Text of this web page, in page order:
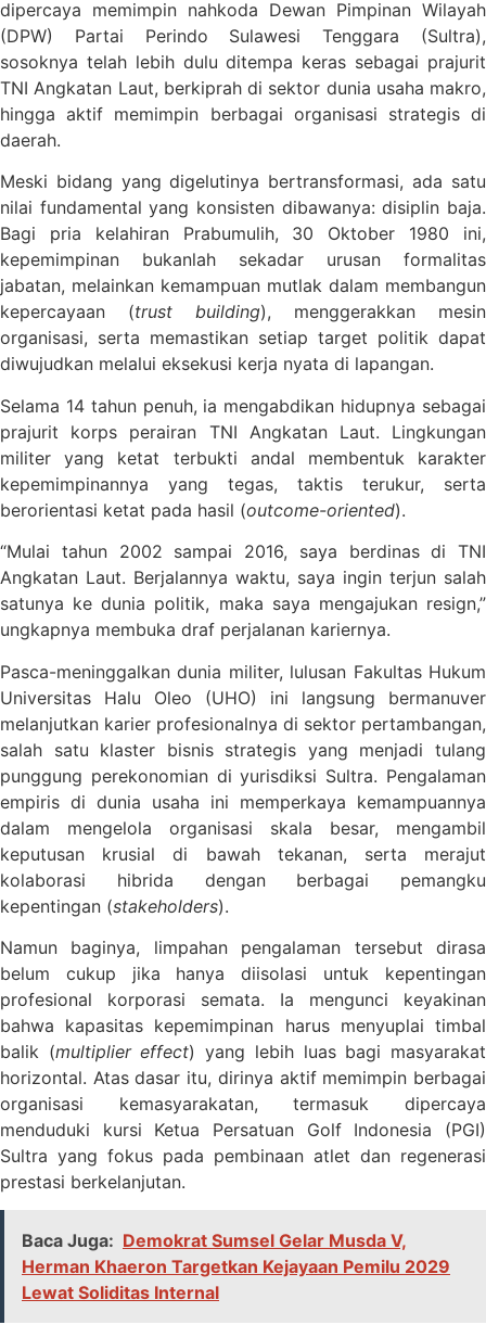
dipercaya memimpin nahkoda Dewan Pimpinan Wilayah
(DPW) Partai Perindo Sulawesi Tenggara (Sultra),
sosoknya telah lebih dulu ditempa keras sebagai prajurit
TNI Angkatan Laut, berkiprah di sektor dunia usaha makro,
hingga aktif memimpin berbagai organisasi strategis di
daerah.
Meski bidang yang digelutinya bertransformasi, ada satu
nilai fundamental yang konsisten dibawanya: disiplin baja.
Bagi pria kelahiran Prabumulih, 30 Oktober 1980 ini,
kepemimpinan bukanlah sekadar urusan formalitas
jabatan, melainkan kemampuan mutlak dalam membangun
kepercayaan (trust building), menggerakkan mesin
organisasi, serta memastikan setiap target politik dapat
diwujudkan melalui eksekusi kerja nyata di lapangan.
Selama 14 tahun penuh, ia mengabdikan hidupnya sebagai
prajurit korps perairan TNI Angkatan Laut. Lingkungan
militer yang ketat terbukti andal membentuk karakter
kepemimpinannya yang tegas, taktis terukur, serta
berorientasi ketat pada hasil (outcome-oriented).
“Mulai tahun 2002 sampai 2016, saya berdinas di TNI
Angkatan Laut. Berjalannya waktu, saya ingin terjun salah
satunya ke dunia politik, maka saya mengajukan resign,”
ungkapnya membuka draf perjalanan kariernya.
Pasca-meninggalkan dunia militer, lulusan Fakultas Hukum
Universitas Halu Oleo (UHO) ini langsung bermanuver
melanjutkan karier profesionalnya di sektor pertambangan,
salah satu klaster bisnis strategis yang menjadi tulang
punggung perekonomian di yurisdiksi Sultra. Pengalaman
empiris di dunia usaha ini memperkaya kemampuannya
dalam mengelola organisasi skala besar, mengambil
keputusan krusial di bawah tekanan, serta merajut
kolaborasi hibrida dengan berbagai pemangku
kepentingan (stakeholders).
Namun baginya, limpahan pengalaman tersebut dirasa
belum cukup jika hanya diisolasi untuk kepentingan
profesional korporasi semata. Ia mengunci keyakinan
bahwa kapasitas kepemimpinan harus menyuplai timbal
balik (multiplier effect) yang lebih luas bagi masyarakat
horizontal. Atas dasar itu, dirinya aktif memimpin berbagai
organisasi kemasyarakatan, termasuk dipercaya
menduduki kursi Ketua Persatuan Golf Indonesia (PGI)
Sultra yang fokus pada pembinaan atlet dan regenerasi
prestasi berkelanjutan.
Baca Juga: Demokrat Sumsel Gelar Musda V,
Herman Khaeron Targetkan Kejayaan Pemilu 2029
Lewat Soliditas Internal